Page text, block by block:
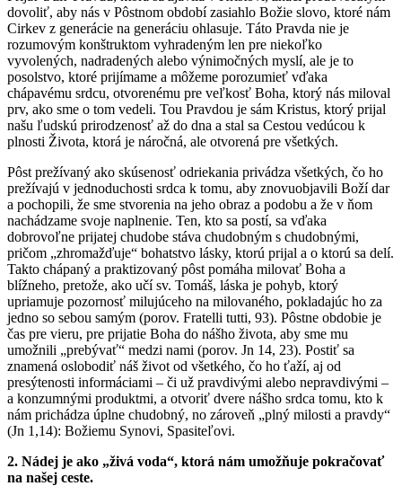
dovoliť, aby nás v Pôstnom období zasiahlo Božie slovo, ktoré nám
Cirkev z generácie na generáciu ohlasuje. Táto Pravda nie je
rozumovým konštruktom vyhradeným len pre niekoľko
vyvolených, nadradených alebo výnimočných myslí, ale je to
posolstvo, ktoré prijímame a môžeme porozumieť vďaka
chápavému srdcu, otvorenému pre veľkosť Boha, ktorý nás miloval
prv, ako sme o tom vedeli. Tou Pravdou je sám Kristus, ktorý prijal
našu ľudskú prirodzenosť až do dna a stal sa Cestou vedúcou k
plnosti Života, ktorá je náročná, ale otvorená pre všetkých.
Pôst prežívaný ako skúsenosť odriekania privádza všetkých, čo ho
prežívajú v jednoduchosti srdca k tomu, aby znovuobjavili Boží dar
a pochopili, že sme stvorenia na jeho obraz a podobu a že v ňom
nachádzame svoje naplnenie. Ten, kto sa postí, sa vďaka
dobrovoľne prijatej chudobe stáva chudobným s chudobnými,
pričom „zhromažďuje“ bohatstvo lásky, ktorú prijal a o ktorú sa delí.
Takto chápaný a praktizovaný pôst pomáha milovať Boha a
blížneho, pretože, ako učí sv. Tomáš, láska je pohyb, ktorý
upriamuje pozornosť milujúceho na milovaného, pokladajúc ho za
jedno so sebou samým (porov. Fratelli tutti, 93). Pôstne obdobie je
čas pre vieru, pre prijatie Boha do nášho života, aby sme mu
umožnili „prebývať“ medzi nami (porov. Jn 14, 23). Postiť sa
znamená oslobodiť náš život od všetkého, čo ho ťaží, aj od
presýtenosti informáciami – či už pravdivými alebo nepravdivými –
a konzumnými produktmi, a otvoriť dvere nášho srdca tomu, kto k
nám prichádza úplne chudobný, no zároveň „plný milosti a pravdy“
(Jn 1,14): Božiemu Synovi, Spasiteľovi.
2. Nádej je ako „živá voda“, ktorá nám umožňuje pokračovať
na našej ceste.